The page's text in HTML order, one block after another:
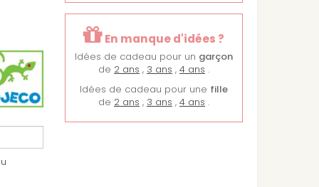
En manque d'idées ?
Idées de cadeau pour un garçon
de 2 ans , 3 ans , 4 ans .
Idées de cadeau pour une fille
de 2 ans , 3 ans , 4 ans .